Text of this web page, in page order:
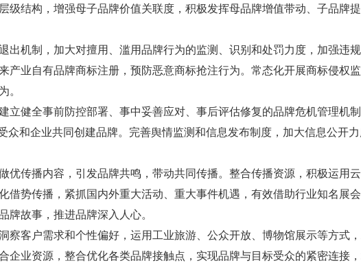
结构，增强母子品牌价值关联度，积极发挥母品牌增值带动、子品牌
出机制，加大对擅用、滥用品牌行为的监测、识别和处罚力度，加强违
业自有品牌商标注册，预防恶意商标抢注行为。常态化开展商标侵权
。
立健全事前防控部署、事中妥善应对、事后评估修复的品牌危机管理机
和企业共同创建品牌。完善舆情监测和信息发布制度，加大信息公开
优传播内容，引发品牌共鸣，带动共同传播。整合传播资源，积极运用
势传播，紧抓国内外重大活动、重大事件机遇，有效借助行业知名展
牌故事，推进品牌深入人心。
察客户需求和个性偏好，运用工业旅游、公众开放、博物馆展示等方式
业资源，整合优化各类品牌接触点，实现品牌与目标受众的紧密连接，